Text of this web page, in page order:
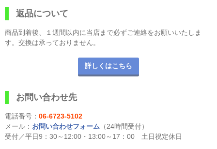
返品について
商品到着後、１週間以内に当店まで必ずご連絡をお願いいたしま
す。交換は承っておりません。
詳しくはこちら
お問い合わせ先
電話番号： 06-6723-5102
メール： お問い合わせフォーム （24時間受付）
受付／平日9：30～12:00・13:00～17：00 土日祝定休日